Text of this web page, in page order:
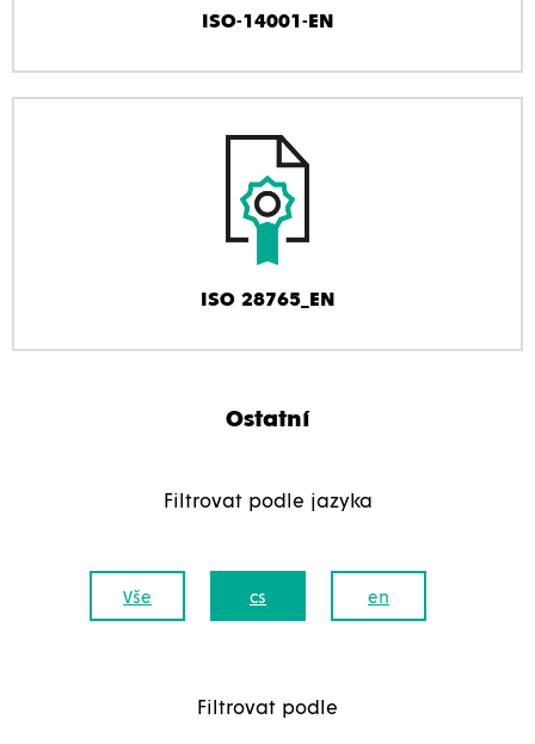
ISO-14001-EN
ISO 28765_EN
Ostatní
Filtrovat podle jazyka
Vše cs en
Filtrovat podle